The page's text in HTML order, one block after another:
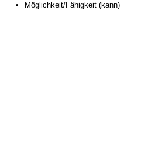
Möglichkeit/Fähigkeit (kann)